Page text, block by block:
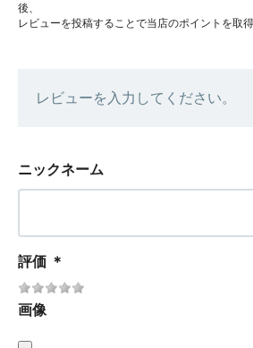
後、
レビューを投稿することで当店のポイントを取
レビューを入力してください。
ニックネーム
評価 ＊
画像